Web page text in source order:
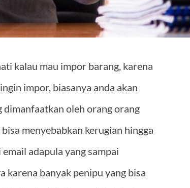
kalau mau impor barang, karena
impor, biasanya anda akan
dimanfaatkan oleh orang orang
menyebabkan kerugian hingga
adapula yang sampai
karena banyak penipu yang bisa